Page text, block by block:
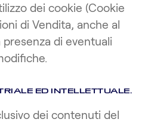
dei cookie (Cookie
di Vendita, anche al
di eventuali
ED INTELLETTUALE.
dei contenuti del